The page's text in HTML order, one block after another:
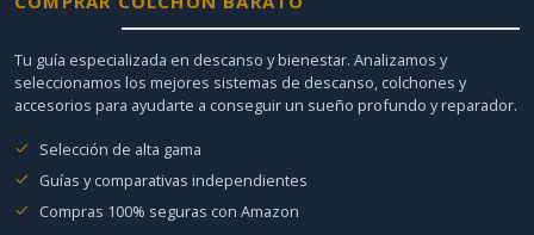
Tu guía especializada en descanso y bienestar. Analizamos y
seleccionamos los mejores sistemas de descanso, colchones y
accesorios para ayudarte a conseguir un sueño profundo y reparador.
Selección de alta gama
Guías y comparativas independientes
Compras 100% seguras con Amazon